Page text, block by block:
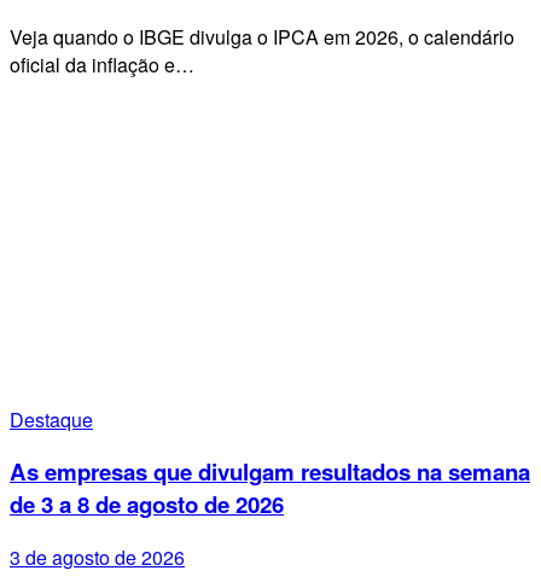
Veja quando o IBGE divulga o IPCA em 2026, o calendário
oficial da inflação e…
Destaque
As empresas que divulgam resultados na semana
de 3 a 8 de agosto de 2026
3 de agosto de 2026